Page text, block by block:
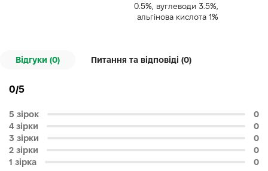
0.5%, вуглеводи 3.5%,
альгінова кислота 1%
Відгуки (0) Питання та відповіді (0)
0/5
5 зірок
0
4 зірки
0
3 зірки
0
2 зірки
0
1 зірка
0